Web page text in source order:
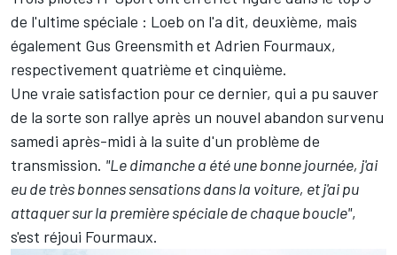
de l'ultime spéciale : Loeb on l'a dit, deuxième, mais
également Gus Greensmith et Adrien Fourmaux,
respectivement quatrième et cinquième.
Une vraie satisfaction pour ce dernier, qui a pu sauver
de la sorte son rallye après un nouvel abandon survenu
samedi après-midi à la suite d'un problème de
transmission. "Le dimanche a été une bonne journée, j'ai
eu de très bonnes sensations dans la voiture, et j'ai pu
attaquer sur la première spéciale de chaque boucle",
s'est réjoui Fourmaux.